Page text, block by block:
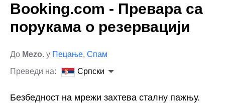
Booking.com - Превара са
порукама о резервацији
До Mezo. у Пецање, Спам
Преведи на:
Српски
Безбедност на мрежи захтева сталну пажњу.